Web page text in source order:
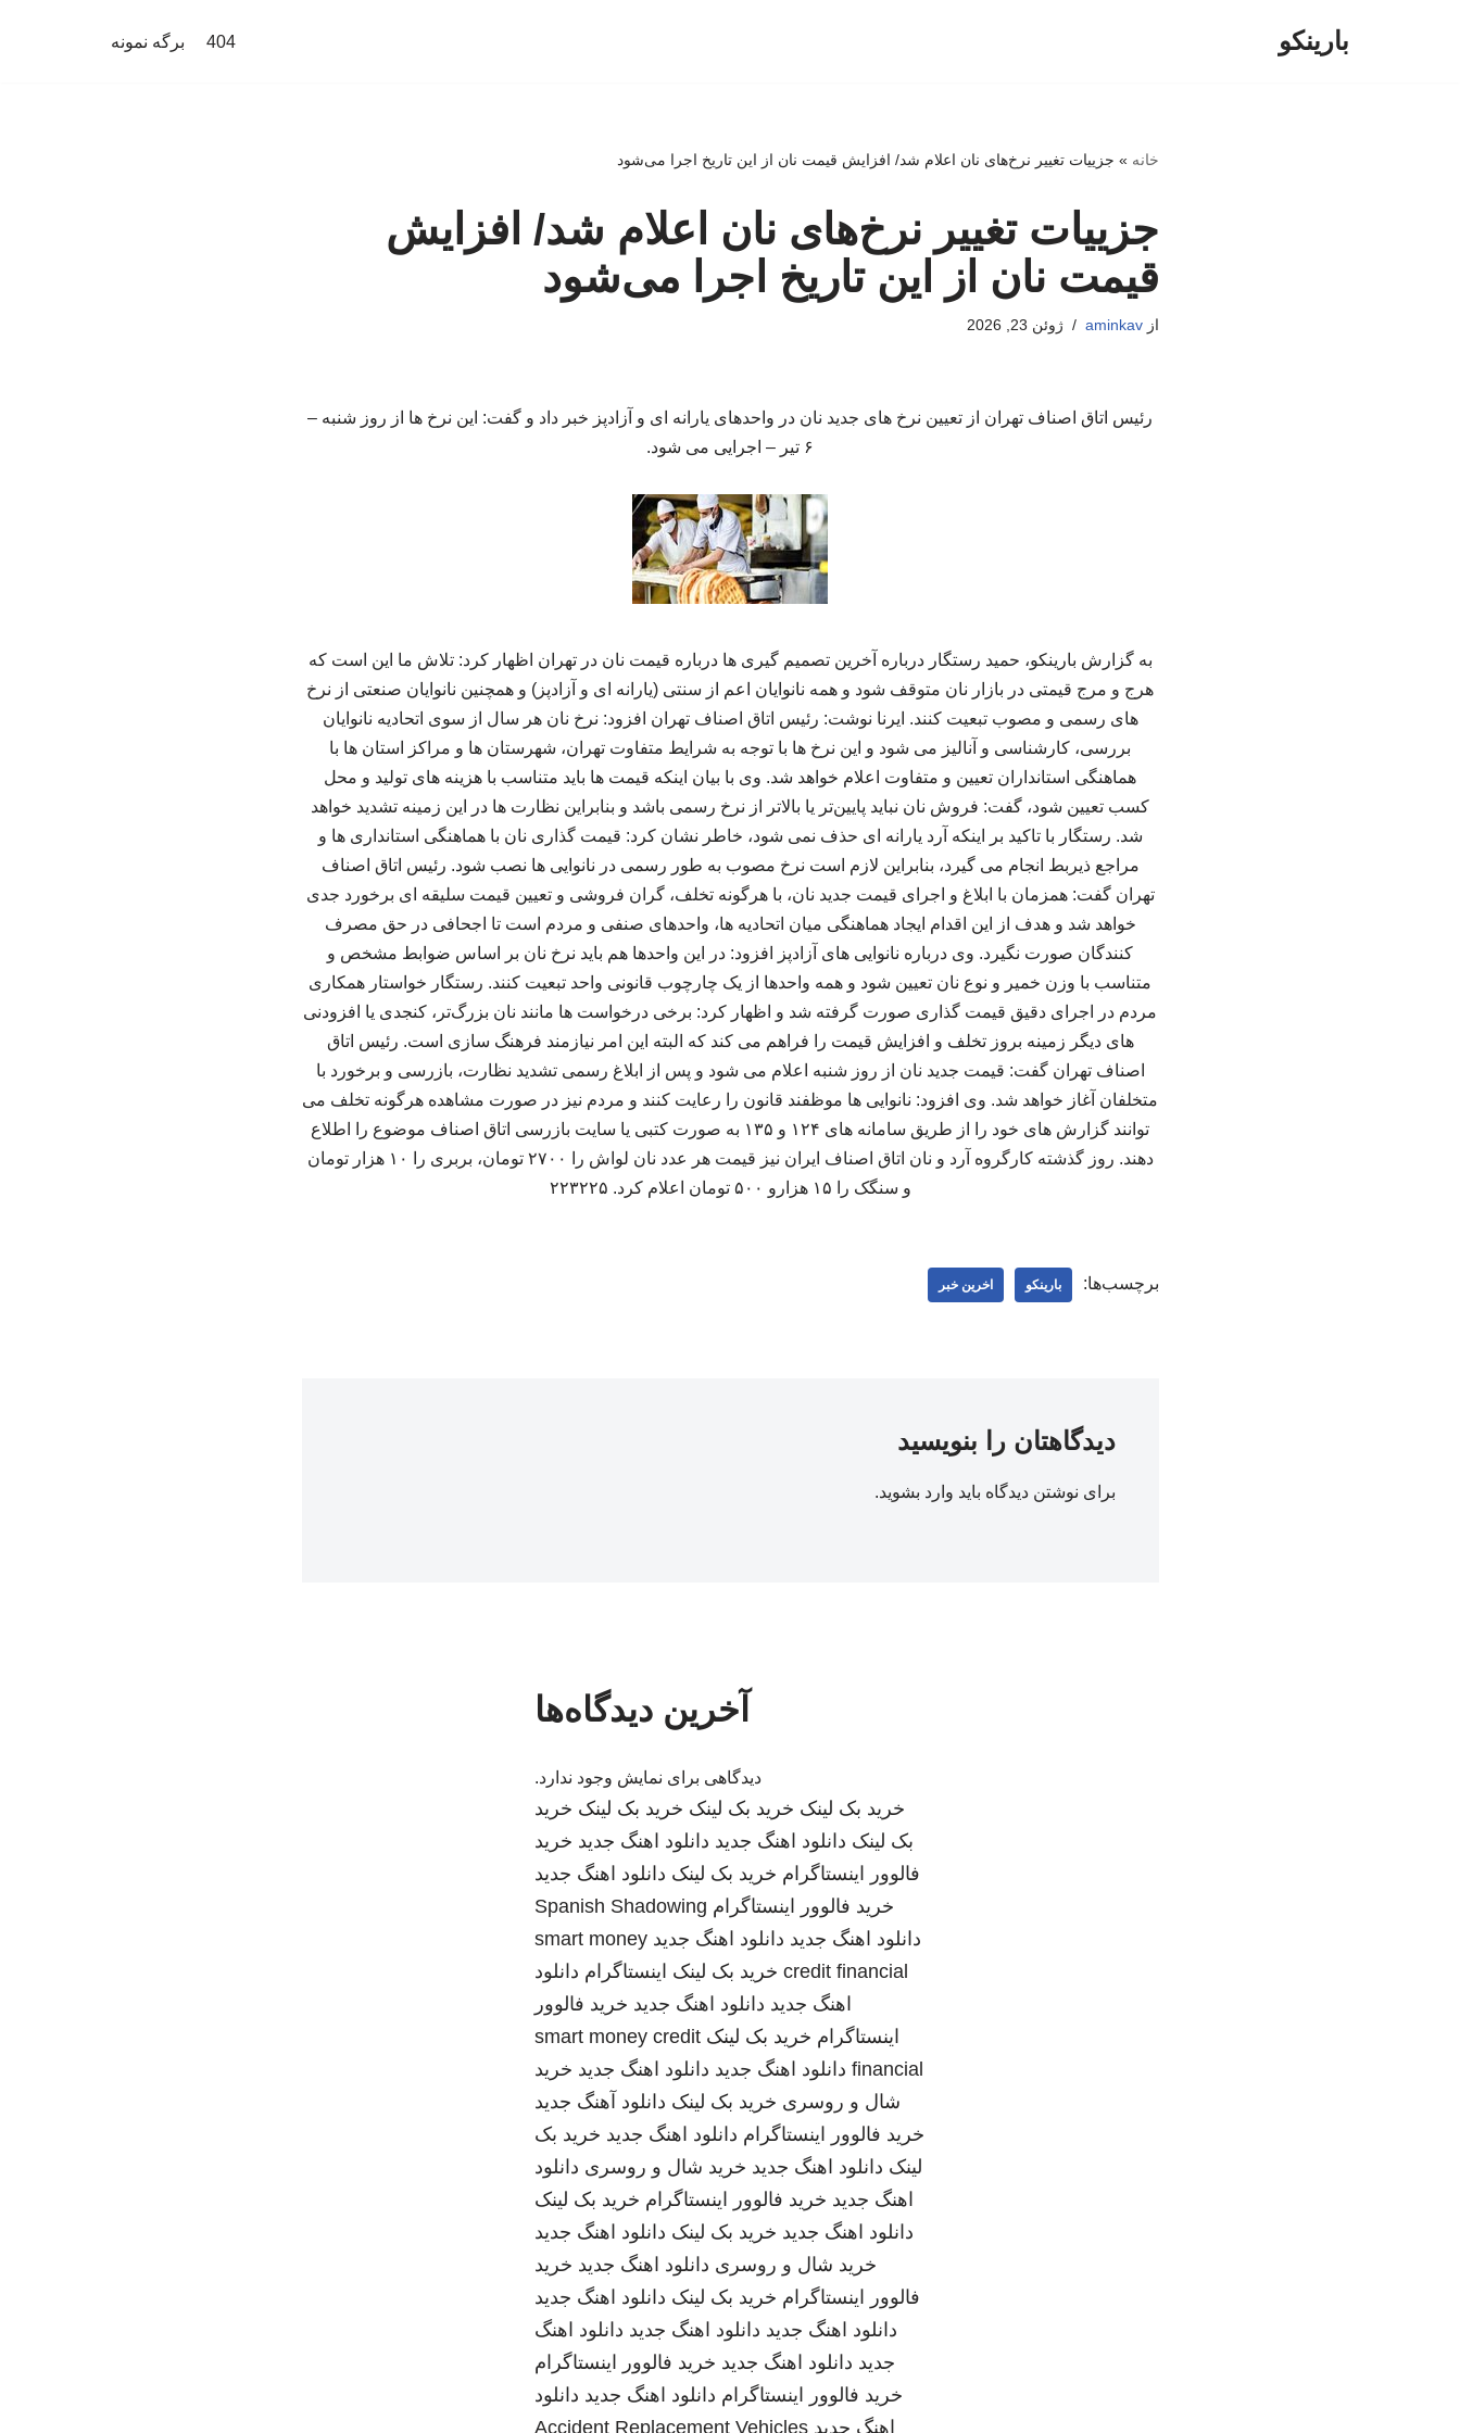
بارینکو 404 برگه نمونه
خانه » جزییات تغییر نرخ‌های نان اعلام شد/ افزایش قیمت نان از این تاریخ اجرا می‌شود
جزییات تغییر نرخ‌های نان اعلام شد/ افزایش
قیمت نان از این تاریخ اجرا می‌شود
ازaminkav ژوئن 23, 2026
رئیس اتاق اصناف تهران از تعیین نرخ های جدید نان در واحدهای یارانه‌ ای و آزادپز خبر داد و گفت: این نرخ ها از روز شنبه –
۶ تیر – اجرایی می شود.
به گزارش بارینکو، حمید رستگار درباره آخرین تصمیم گیری ها درباره قیمت نان در تهران اظهار کرد: تلاش ما این است که
هرج‌ و مرج قیمتی در بازار نان متوقف شود و همه نانوایان اعم از سنتی (یارانه ای و آزادپز) و همچنین نانوایان صنعتی از نرخ‌
های رسمی و مصوب تبعیت کنند. ایرنا نوشت: رئیس اتاق اصناف تهران افزود: نرخ نان هر سال از سوی اتحادیه نانوایان
بررسی، کارشناسی و آنالیز می شود و این نرخ‌ ها با توجه به شرایط متفاوت تهران، شهرستان‌ ها و مراکز استان‌ ها با
هماهنگی استانداران تعیین و متفاوت اعلام خواهد شد. وی با بیان اینکه قیمت‌ ها باید متناسب با هزینه‌ های تولید و محل
کسب تعیین شود، گفت: فروش نان نباید پایین‌تر یا بالاتر از نرخ رسمی باشد و بنابراین نظارت‌ ها در این زمینه تشدید خواهد
شد. رستگار با تاکید بر اینکه آرد یارانه‌ ای حذف نمی‌ شود، خاطر نشان کرد: قیمت‌ گذاری نان با هماهنگی استانداری‌ ها و
مراجع ذیربط انجام می‌ گیرد، بنابراین لازم است نرخ مصوب به‌ طور رسمی در نانوایی‌ ها نصب شود. رئیس اتاق اصناف
تهران گفت: همزمان با ابلاغ و اجرای قیمت جدید نان، با هرگونه تخلف، گران‌ فروشی و تعیین قیمت سلیقه‌ ای برخورد جدی
خواهد شد و هدف از این اقدام ایجاد هماهنگی میان اتحادیه‌ ها، واحدهای صنفی و مردم است تا اجحافی در حق مصرف‌
کنندگان صورت نگیرد. وی درباره نانوایی‌ های آزادپز افزود: در این واحدها هم باید نرخ نان بر اساس ضوابط مشخص و
متناسب با وزن خمیر و نوع نان تعیین شود و همه واحدها از یک چارچوب قانونی واحد تبعیت کنند. رستگار خواستار همکاری
مردم در اجرای دقیق قیمت گذاری صورت گرفته شد و اظهار کرد: برخی درخواست‌ ها مانند نان بزرگ‌تر، کنجدی یا افزودنی‌
های دیگر زمینه بروز تخلف و افزایش قیمت را فراهم می‌ کند که البته این امر نیازمند فرهنگ‌ سازی است. رئیس اتاق
اصناف تهران گفت: قیمت جدید نان از روز شنبه اعلام می‌ شود و پس از ابلاغ رسمی تشدید نظارت، بازرسی و برخورد با
متخلفان آغاز خواهد شد. وی افزود: نانوایی‌ ها موظفند قانون را رعایت کنند و مردم نیز در صورت مشاهده هرگونه تخلف می‌
توانند گزارش های خود را از طریق سامانه‌ های ۱۲۴ و ۱۳۵ به صورت کتبی یا سایت بازرسی اتاق اصناف موضوع را اطلاع
دهند. روز گذشته کارگروه آرد و نان اتاق اصناف ایران نیز قیمت هر عدد نان لواش را ۲۷۰۰ تومان، بربری را ۱۰ هزار تومان
و سنگک را ۱۵ هزارو ۵۰۰ تومان اعلام کرد. ۲۲۳۲۲۵
برچسب‌ها: بارینکو اخرین خبر
دیدگاهتان را بنویسید
برای نوشتن دیدگاه باید وارد بشوید.
آخرین دیدگاه‌ها
دیدگاهی برای نمایش وجود ندارد.
خرید بک لینک خرید بک لینک خرید بک لینک خرید
بک لینک دانلود اهنگ جدید دانلود اهنگ جدید خرید
فالوور اینستاگرام خرید بک لینک دانلود اهنگ جدید
خرید فالوور اینستاگرام Spanish Shadowing
دانلود اهنگ جدید دانلود اهنگ جدید smart money
credit financial خرید بک لینک اینستاگرام دانلود
اهنگ جدید دانلود اهنگ جدید خرید فالوور
اینستاگرام خرید بک لینک smart money credit
financial دانلود اهنگ جدید دانلود اهنگ جدید خرید
شال و روسری خرید بک لینک دانلود آهنگ جدید
خرید فالوور اینستاگرام دانلود اهنگ جدید خرید بک
لینک دانلود اهنگ جدید خرید شال و روسری دانلود
اهنگ جدید خرید فالوور اینستاگرام خرید بک لینک
دانلود اهنگ جدید خرید بک لینک دانلود اهنگ جدید
خرید شال و روسری دانلود اهنگ جدید خرید
فالوور اینستاگرام خرید بک لینک دانلود اهنگ جدید
دانلود اهنگ جدید دانلود اهنگ جدید دانلود اهنگ
جدید دانلود اهنگ جدید خرید فالوور اینستاگرام
خرید فالوور اینستاگرام دانلود اهنگ جدید دانلود
اهنگ جدید Accident Replacement Vehicles